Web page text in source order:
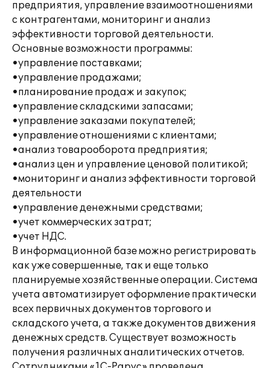
предприятия, управление взаимоотношениями
с контрагентами, мониторинг и анализ
эффективности торговой деятельности.
Основные возможности программы:
•управление поставками;
•управление продажами;
•планирование продаж и закупок;
•управление складскими запасами;
•управление заказами покупателей;
•управление отношениями с клиентами;
•анализ товарооборота предприятия;
•анализ цен и управление ценовой политикой;
•мониторинг и анализ эффективности торговой
деятельности
•управление денежными средствами;
•учет коммерческих затрат;
•учет НДС.
В информационной базе можно регистрировать
как уже совершенные, так и еще только
планируемые хозяйственные операции. Система
учета автоматизирует оформление практически
всех первичных документов торгового и
складского учета, а также документов движения
денежных средств. Существует возможность
получения различных аналитических отчетов.